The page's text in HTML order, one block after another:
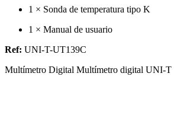
1 × Sonda de temperatura tipo K
1 × Manual de usuario
Ref: UNI-T-UT139C
Multímetro Digital Multímetro digital UNI-T